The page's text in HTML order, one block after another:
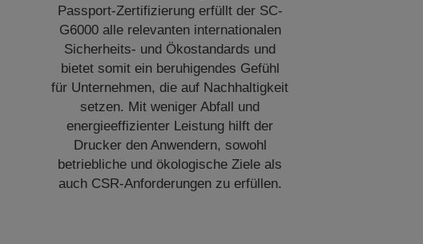
Passport-Zertifizierung erfüllt der SC-
G6000 alle relevanten internationalen
Sicherheits- und Ökostandards und
bietet somit ein beruhigendes Gefühl
für Unternehmen, die auf Nachhaltigkeit
setzen. Mit weniger Abfall und
energieeffizienter Leistung hilft der
Drucker den Anwendern, sowohl
betriebliche und ökologische Ziele als
auch CSR-Anforderungen zu erfüllen.